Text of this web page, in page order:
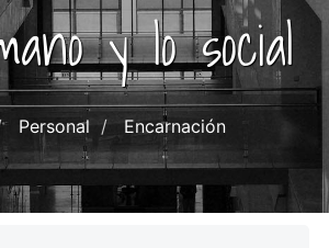
y lo social
Personal Encarnación